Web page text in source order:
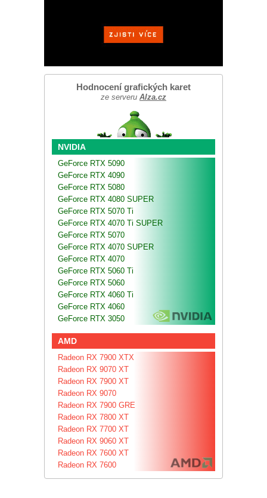
Hodnocení grafických karet
ze serveru Alza.cz
NVIDIA
GeForce RTX 5090
GeForce RTX 4090
GeForce RTX 5080
GeForce RTX 4080 SUPER
GeForce RTX 5070 Ti
GeForce RTX 4070 Ti SUPER
GeForce RTX 5070
GeForce RTX 4070 SUPER
GeForce RTX 4070
GeForce RTX 5060 Ti
GeForce RTX 5060
GeForce RTX 4060 Ti
GeForce RTX 4060
GeForce RTX 3050
AMD
Radeon RX 7900 XTX
Radeon RX 9070 XT
Radeon RX 7900 XT
Radeon RX 9070
Radeon RX 7900 GRE
Radeon RX 7800 XT
Radeon RX 7700 XT
Radeon RX 9060 XT
Radeon RX 7600 XT
Radeon RX 7600